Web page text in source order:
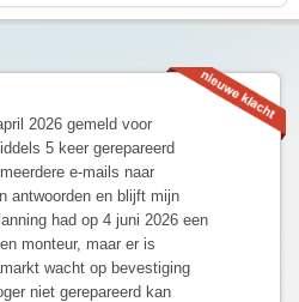
2026 gemeld voor
5 keer gerepareerd
e-mails naar
antwoorden en blijft mijn
had op 4 juni 2026 een
monteur, maar er is
wacht op bevestiging
niet gerepareerd kan